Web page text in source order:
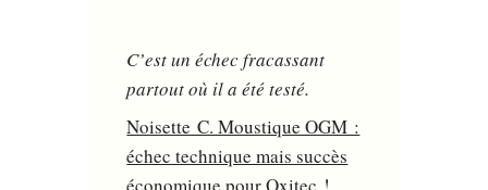
C’est un échec fracassant
partout où il a été testé.
Noisette C. Moustique OGM :
échec technique mais succès